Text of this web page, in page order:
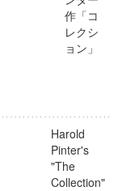
作「コ
レクシ
ョン」
Harold
Pinter's
"The
Collection"